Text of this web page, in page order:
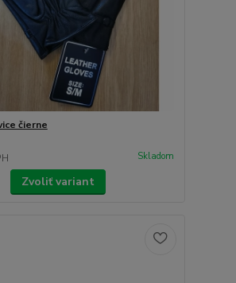
čierne
Skladom
Zvoliť variant